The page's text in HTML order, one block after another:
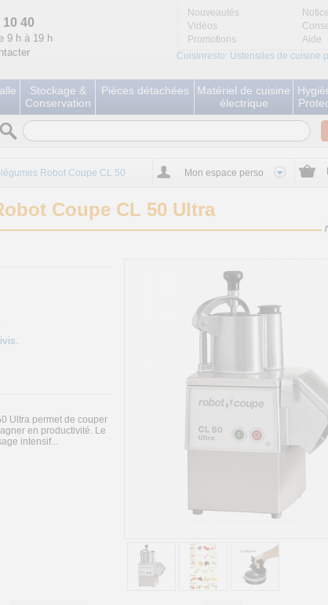
10 40
9 h à 19 h
Nouveautés
Vidéos
Promotions
Aide
Cuisinresto: Ustensiles de cuisine
Stockage &
Conservation
Pièces détachées
Matériel de cuisine
électrique
Robot Coupe CL 50
Mon espace perso
Coupe CL 50 Ultra
Ultra permet de couper
en productivité. Le
intensif...